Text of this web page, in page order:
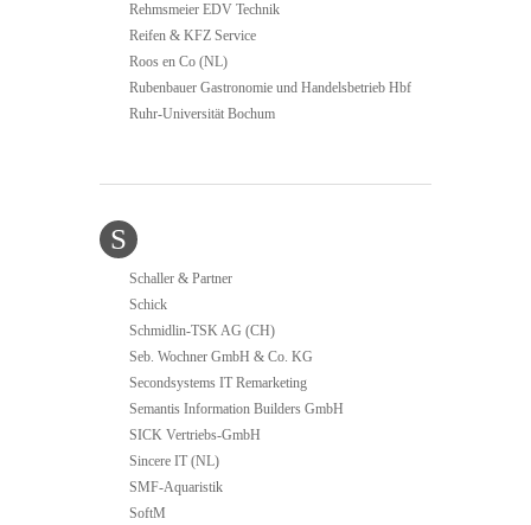
Rehmsmeier EDV Technik
Reifen & KFZ Service
Roos en Co (NL)
Rubenbauer Gastronomie und Handelsbetrieb Hbf
Ruhr-Universität Bochum
S
Schaller & Partner
Schick
Schmidlin-TSK AG (CH)
Seb. Wochner GmbH & Co. KG
Secondsystems IT Remarketing
Semantis Information Builders GmbH
SICK Vertriebs-GmbH
Sincere IT (NL)
SMF-Aquaristik
SoftM